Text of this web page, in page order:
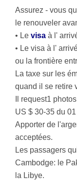
Assurez - vous
le renouveler
• Levisa à l'
• Le visa à l'
ou la frontière
La taxe sur les
quand il se retire
Il request1
US $ 30-35 du
Apporter de
acceptées.
Les passagers
Cambodge: le
la Libye.